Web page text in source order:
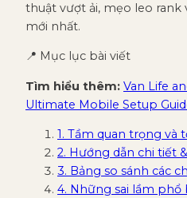
thuật vượt ải, mẹo leo rank
mới nhất.
📍 Mục lục bài viết
Tìm hiểu thêm: Van Life
Ultimate Mobile Setup
1. Tầm quan trọng và
2. Hướng dẫn chi tiết
3. Bảng so sánh các
4. Những sai lầm phổ